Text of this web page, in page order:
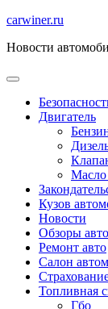
Перейти
содержимому
carwiner.ru
Новости
Двигатель
Масло
Кузов
Новости
Обзоры авто
Ремонт авто
Салон
Топливная
Гбо